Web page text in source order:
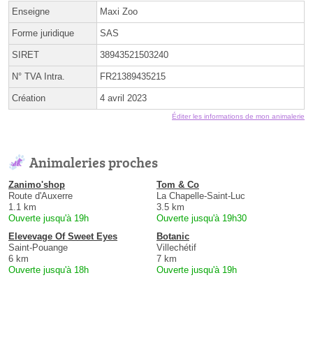
Enseigne Maxi Zoo
Forme juridique SAS
SIRET 38943521503240
N° TVA Intra. FR21389435215
Création 4 avril 2023
Éditer les informations de mon animalerie
Animaleries proches
Zanimo'shop
Route d'Auxerre
1.1 km
Ouverte jusqu'à 19h
Tom & Co
La Chapelle-Saint-Luc
3.5 km
Ouverte jusqu'à 19h30
Elevevage Of Sweet Eyes
Saint-Pouange
6 km
Ouverte jusqu'à 18h
Botanic
Villechétif
7 km
Ouverte jusqu'à 19h